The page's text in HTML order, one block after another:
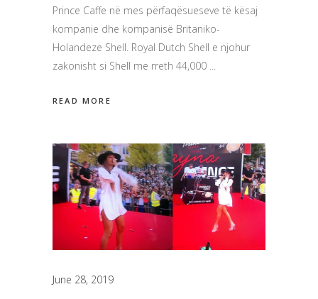
Prince Caffe në mes përfaqësueseve të kësaj
kompanie dhe kompanisë Britaniko-
Holandeze Shell. Royal Dutch Shell e njohur
zakonisht si Shell me rreth 44,000
READ MORE
June 28, 2019